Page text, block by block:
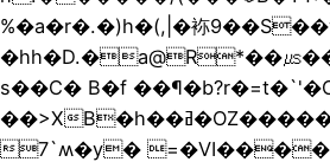
%�a�r�.�)h�(,|�袮
�hh�D.�a@R*��㎲
s��C� B�f
��>XB�h��ߥ�OZ�����Xij7�9���
7`ʍ�y�